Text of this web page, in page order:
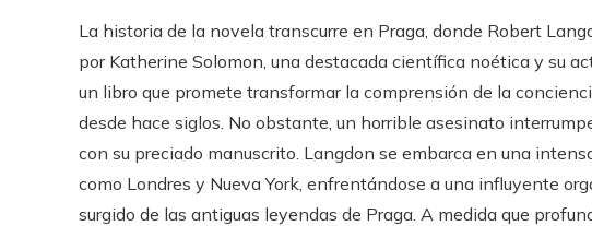
La historia de la novela transcurre en Praga, donde Robert
por Katherine Solomon, una destacada científica noética y su
un libro que promete transformar la comprensión de la
desde hace siglos. No obstante, un horrible asesinato
con su preciado manuscrito. Langdon se embarca en una
como Londres y Nueva York, enfrentándose a una influyente
surgido de las antiguas leyendas de Praga. A medida que